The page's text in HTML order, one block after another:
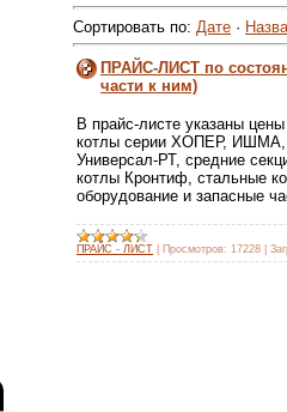
Сортировать по: Дате ·
ПРАЙС-ЛИСТ по
части к ним)
В прайс-листе указаны
котлы серии ХОПЕР, ИШМА,
Универсал-РТ, средние
котлы Кронтиф, стальные
оборудование и запасные
ПРАЙС - ЛИСТ Просмотров: 17228